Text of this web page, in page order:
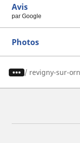
Avis
par Google
Photos
/ revigny-sur-